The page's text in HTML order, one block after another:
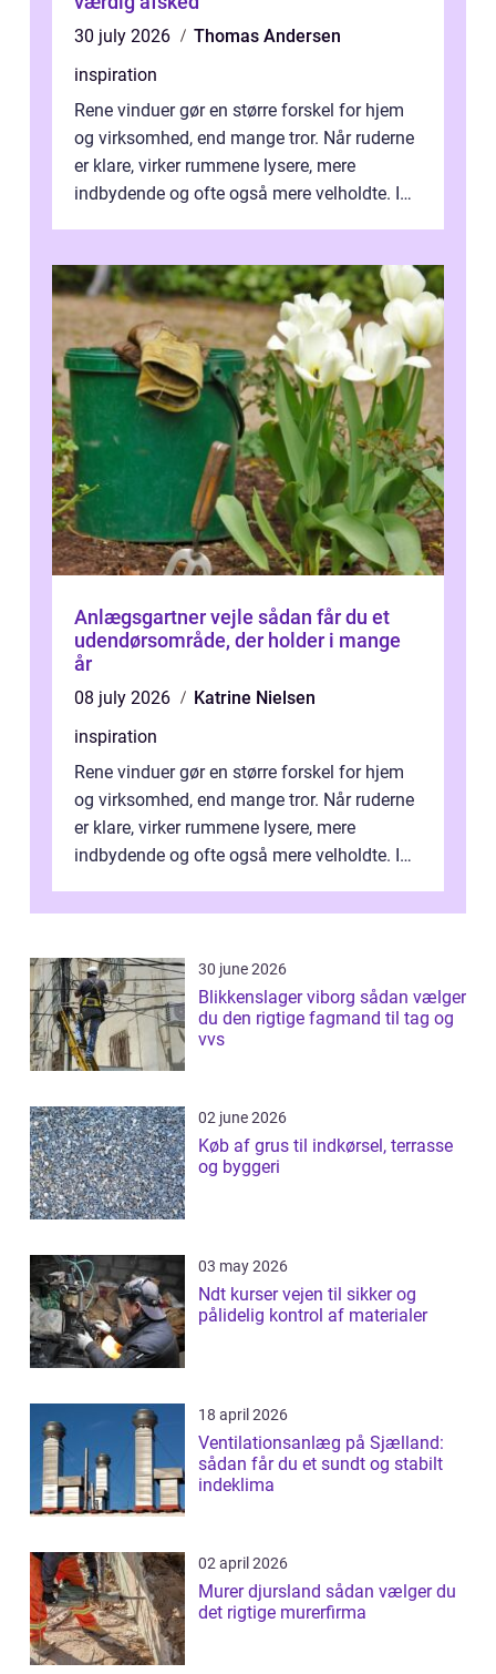
30 july 2026
Thomas Andersen
inspiration
Rene vinduer gør en større forskel for hjem
og virksomhed, end mange tror. Når ruderne
er klare, virker rummene lysere, mere
indbydende og ofte også mere velholdte. I
Anlægsgartner vejle sådan får du et
udendørsområde, der holder i mange
år
08 july 2026
Katrine Nielsen
inspiration
Rene vinduer gør en større forskel for hjem
og virksomhed, end mange tror. Når ruderne
er klare, virker rummene lysere, mere
indbydende og ofte også mere velholdte. I
30 june 2026
Blikkenslager viborg sådan vælger
du den rigtige fagmand til tag og
vvs
02 june 2026
Køb af grus til indkørsel, terrasse
og byggeri
03 may 2026
Ndt kurser vejen til sikker og
pålidelig kontrol af materialer
18 april 2026
Ventilationsanlæg på Sjælland:
sådan får du et sundt og stabilt
indeklima
02 april 2026
Murer djursland sådan vælger du
det rigtige murerfirma